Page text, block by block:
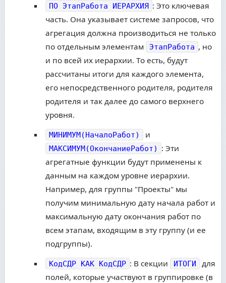
ПО ЭтапРабота ИЕРАРХИЯ : Это ключевая
часть. Она указывает системе запросов, что
агрегация должна производиться не только
по отдельным элементам
ЭтапРабота , но
и по всей их иерархии. То есть, будут
рассчитаны итоги для каждого элемента,
его непосредственного родителя, родителя
родителя и так далее до самого верхнего
уровня.
МИНИМУМ(НачалоРабот) и
МАКСИМУМ(ОкончаниеРабот)
: Эти
агрегатные функции будут применены к
данным на каждом уровне иерархии.
Например, для группы "Проекты" мы
получим минимальную дату начала работ и
максимальную дату окончания работ по
всем этапам, входящим в эту группу (и ее
подгруппы).
КодСДР КАК КодСДР : В секции ИТОГИ
для
полей, которые участвуют в группировке (в